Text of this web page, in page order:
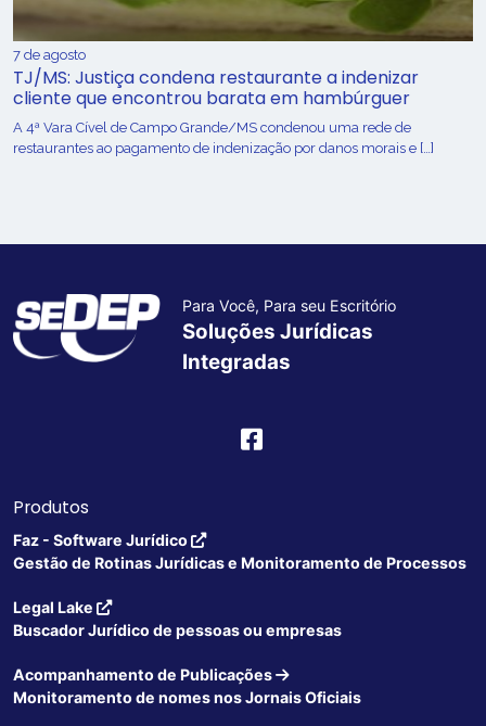
7 de agosto
TJ/MS: Justiça condena restaurante a indenizar
cliente que encontrou barata em hambúrguer
A 4ª Vara Cível de Campo Grande/MS condenou uma rede de
restaurantes ao pagamento de indenização por danos morais e […]
Para Você, Para seu Escritório
Soluções Jurídicas
Integradas
Produtos
Faz - Software Jurídico
Gestão de Rotinas Jurídicas e Monitoramento de Processos
Legal Lake
Buscador Jurídico de pessoas ou empresas
Acompanhamento de Publicações
Monitoramento de nomes nos Jornais Oficiais